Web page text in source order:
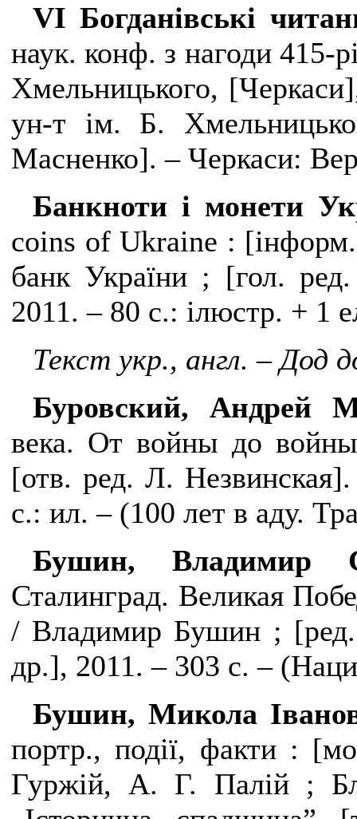
VI Богданівські
наук. конф. з нагоди 415-
Хмельницького,
ун-т ім. Б.
Масненко]. – Черкаси:
Банкноти і монети
coins of Ukraine :
банк України ; [гол.
2011. – 80 с.: ілюстр. + 1
Текст укр., англ. – Дод
Буровский, Андрей
века. От войны до
[отв. ред. Л.
с.: ил. – (100 лет в аду.
Бушин, Владимир
Сталинград. Великая
/ Владимир Бушин ;
др.], 2011. – 303 с. –
Бушин, Микола
портр., події, факти :
Гуржій, А. Г. Палій ;